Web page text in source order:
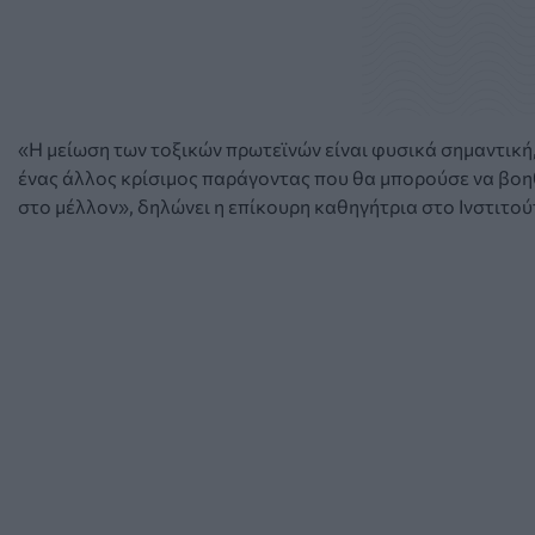
«Η μείωση των τοξικών πρωτεϊνών είναι φυσικά
ένας άλλος κρίσιμος παράγοντας που θα μπορούσε να
στο μέλλον», δηλώνει η επίκουρη καθηγήτρια στο